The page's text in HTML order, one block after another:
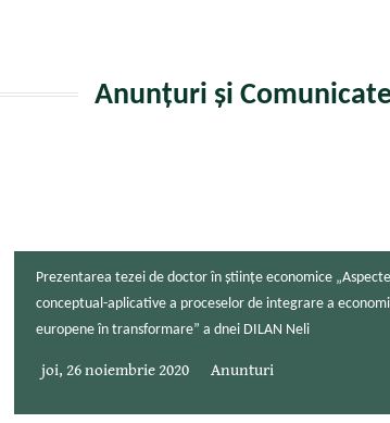
Anunțuri și
Prezentarea tezei de doctor în științe economice „Aspecte
conceptual-aplicative a proceselor de integrare a
europene în transformare” a dnei DILAN Neli
joi, 26 noiembrie 2020 Anunturi